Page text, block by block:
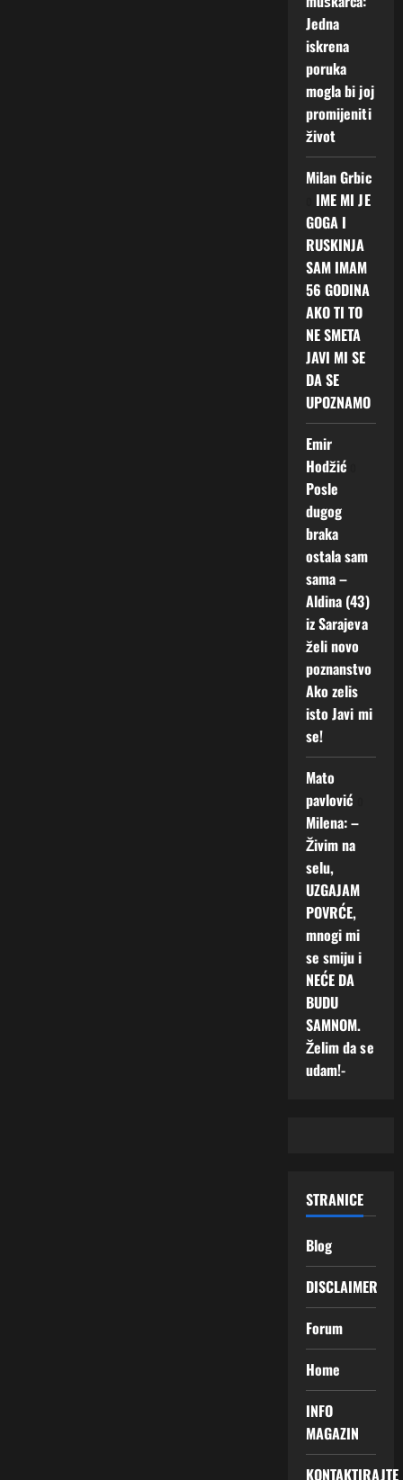
Jedna
iskrena
poruka
mogla bi joj
promijeniti
život
Milan Grbic
IME MI JE
GOGA I
RUSKINJA
SAM IMAM
56 GODINA
AKO TI TO
NE SMETA
JAVI MI SE
DA SE
UPOZNAMO
Emir
Hodžić
Posle
dugog
braka
ostala sam
sama –
Aldina (43)
iz Sarajeva
želi novo
poznanstvo
Ako zelis
isto Javi mi
se!
Mato
pavlović
Milena: –
Živim na
selu,
UZGAJAM
POVRĆE,
mnogi mi
se smiju i
NEĆE DA
BUDU
SAMNOM.
Želim da se
udam!-
STRANICE
Blog
DISCLAIMER
Forum
Home
INFO
MAGAZIN
KONTAKTIRAJTE